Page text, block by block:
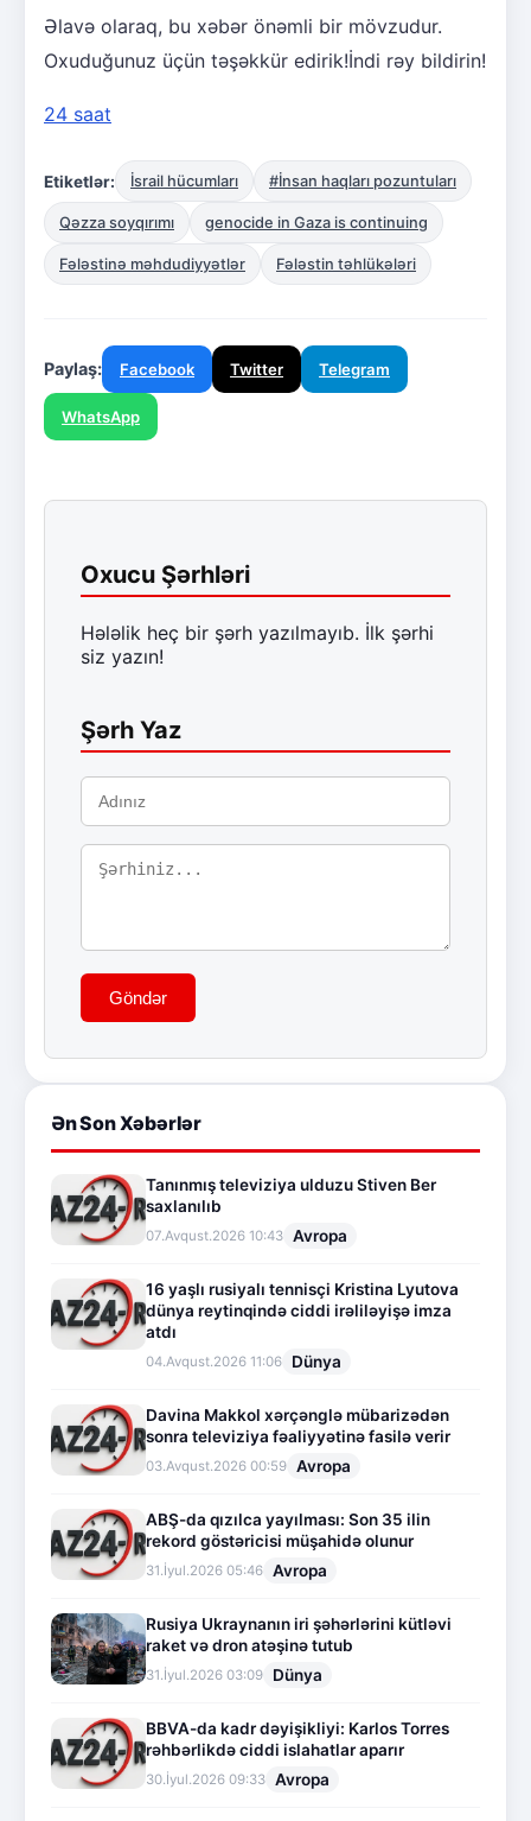
Əlavə olaraq, bu xəbər önəmli bir mövzudur.
Oxuduğunuz üçün təşəkkür edirik!İndi rəy bildirin!
24 saat
Etiketlər: İsrail hücumları #İnsan haqları pozuntuları
Qəzza soyqırımı genocide in Gaza is continuing
Fələstinə məhdudiyyətlər Fələstin təhlükələri
Paylaş: Facebook Twitter Telegram
WhatsApp
Oxucu Şərhləri
Hələlik heç bir şərh yazılmayıb. İlk şərhi
siz yazın!
Şərh Yaz
Göndər
Ən Son Xəbərlər
Tanınmış televiziya ulduzu Stiven Ber
saxlanılıb
07.Avqust.2026 10:43 Avropa
16 yaşlı rusiyalı tennisçi Kristina Lyutova
dünya reytinqində ciddi irəliləyişə imza
atdı
04.Avqust.2026 11:06 Dünya
Davina Makkol xərçənglə mübarizədən
sonra televiziya fəaliyyətinə fasilə verir
03.Avqust.2026 00:59 Avropa
ABŞ-da qızılca yayılması: Son 35 ilin
rekord göstəricisi müşahidə olunur
31.İyul.2026 05:46 Avropa
Rusiya Ukraynanın iri şəhərlərini kütləvi
raket və dron atəşinə tutub
31.İyul.2026 03:09 Dünya
BBVA-da kadr dəyişikliyi: Karlos Torres
rəhbərlikdə ciddi islahatlar aparır
30.İyul.2026 09:33 Avropa